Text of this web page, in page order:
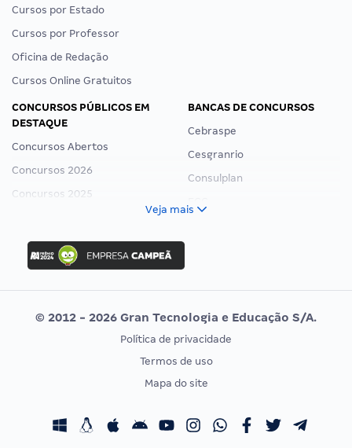
Cursos por Estado
Cursos por Professor
Oficina de Redação
Cursos Online Gratuitos
CONCURSOS PÚBLICOS EM
DESTAQUE
Concursos Abertos
Concursos 2026
Concursos 2025
Concurso Ibama
Concurso MPU
Editais publicados
BANCAS DE CONCURSOS
Cebraspe
Cesgranrio
Consulplan
Vunesp
CONCURSOS POR PROFISSÃO
Concursos Fiscais
EXAME DE ORDEM
Calendário OAB
Veja mais
© 2012 - 2026 Gran Tecnologia e Educação S/A.
Política de privacidade
Termos de uso
Mapa do site